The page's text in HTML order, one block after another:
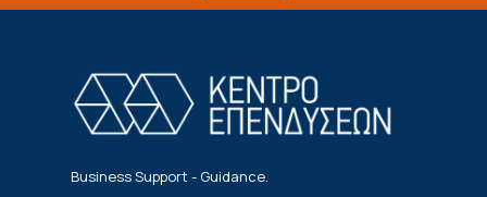
Business Support - Guidance.